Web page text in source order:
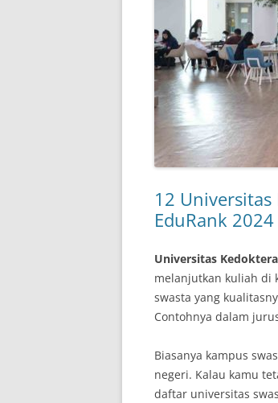
12 Universitas
EduRank 2024
Universitas
melanjutkan kuliah di
swasta yang
Contohnya dalam
Biasanya kampus
negeri. Kalau kamu
daftar universitas